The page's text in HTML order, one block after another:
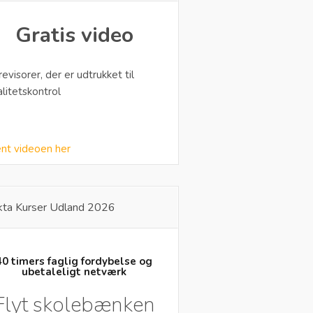
Gratis video
der er udtrukket til
videoen her
Kurser Udland 2026
timers faglig fordybelse og
ubetaleligt netværk
skolebænken